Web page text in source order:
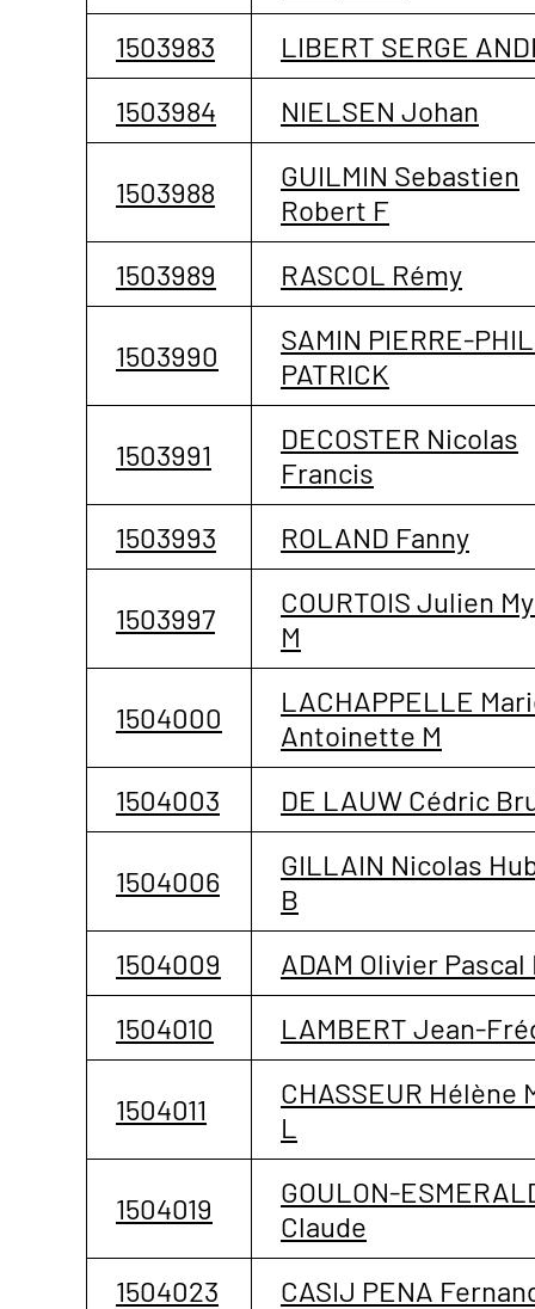
1503983
LIBERT SERGE
1503984
NIELSEN Johan
1503988
GUILMIN Sebastien
Robert F
1503989
RASCOL Rémy
1503990
SAMIN PIERRE-
PATRICK
1503991
DECOSTER Nicolas
Francis
1503993
ROLAND Fanny
1503997
COURTOIS Julien
M
1504000
LACHAPPELLE
Antoinette M
1504003
DE LAUW Cédric
1504006
GILLAIN Nicolas
B
1504009
ADAM Olivier Pascal
1504010
LAMBERT Jean-
1504011
CHASSEUR Hélène
L
1504019
GOULON-
Claude
1504023
CASIJ PENA